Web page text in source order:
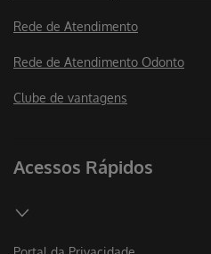
Rede de Atendimento
Rede de Atendimento Odonto
Clube de vantagens
Acessos Rápidos